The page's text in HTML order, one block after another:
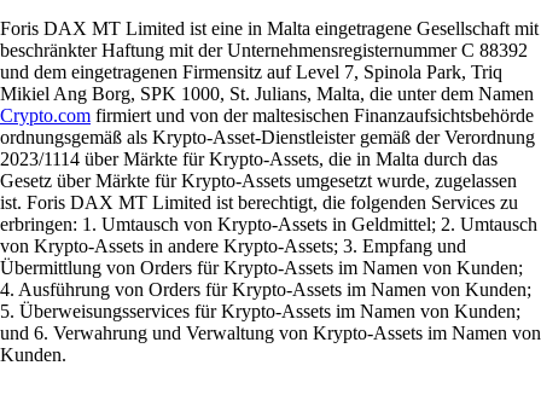
Foris DAX MT Limited ist eine in Malta eingetragene Gesellschaft mit
beschränkter Haftung mit der Unternehmensregisternummer C 88392
und dem eingetragenen Firmensitz auf Level 7, Spinola Park, Triq
Mikiel Ang Borg, SPK 1000, St. Julians, Malta, die unter dem Namen
Crypto.com firmiert und von der maltesischen Finanzaufsichtsbehörde
ordnungsgemäß als Krypto-Asset-Dienstleister gemäß der Verordnung
2023/1114 über Märkte für Krypto-Assets, die in Malta durch das
Gesetz über Märkte für Krypto-Assets umgesetzt wurde, zugelassen
ist. Foris DAX MT Limited ist berechtigt, die folgenden Services zu
erbringen: 1. Umtausch von Krypto-Assets in Geldmittel; 2. Umtausch
von Krypto-Assets in andere Krypto-Assets; 3. Empfang und
Übermittlung von Orders für Krypto-Assets im Namen von Kunden;
4. Ausführung von Orders für Krypto-Assets im Namen von Kunden;
5. Überweisungsservices für Krypto-Assets im Namen von Kunden;
und 6. Verwahrung und Verwaltung von Krypto-Assets im Namen von
Kunden.